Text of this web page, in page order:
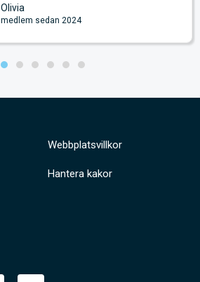
Olivia
medlem sedan 2024
Webbplatsvillkor
Hantera kakor